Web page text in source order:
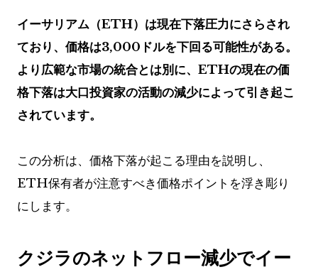
イーサリアム（ETH）は現在下落圧力にさらされ
ており、価格は3,000ドルを下回る可能性がある。
より広範な市場の統合とは別に、ETHの現在の価
格下落は大口投資家の活動の減少によって引き起こ
されています。
この分析は、価格下落が起こる理由を説明し、
ETH保有者が注意すべき価格ポイントを浮き彫り
にします。
クジラのネットフロー減少でイー